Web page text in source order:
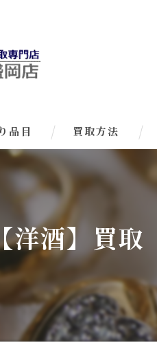
品目 買取方法
洋酒】買